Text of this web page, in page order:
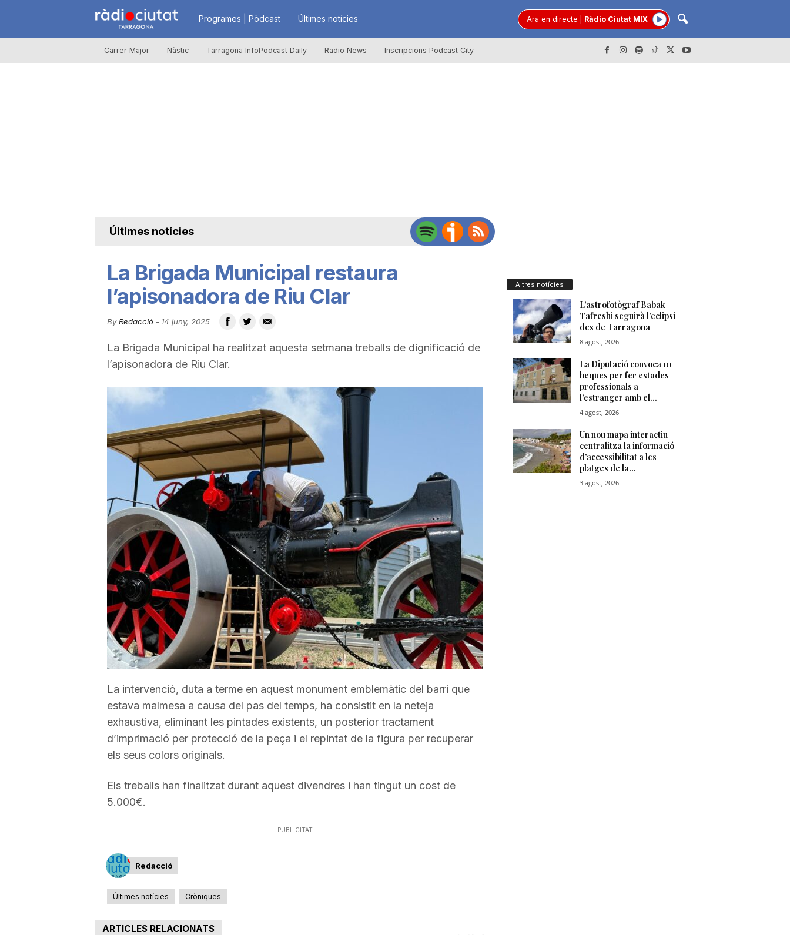
R
à
u
t
d
T
a
r
a
g
Programes | Pòdcast Últimes notícies Ara en directe Ràdio Ciutat MIX
Carrer Major Nàstic Tarragona InfoPodcast Daily Radio News Inscripcions Podcast City
Últimes notícies
La Brigada Municipal restaura
l’apisonadora de Riu Clar
By Redacció- 14 juny, 2025
La Brigada Municipal ha realitzat aquesta setmana treballs de dignificació de
l’apisonadora de Riu Clar.
La intervenció, duta a terme en aquest monument emblemàtic del barri que
estava malmesa a causa del pas del temps, ha consistit en la neteja
exhaustiva, eliminant les pintades existents, un posterior tractament
d’imprimació per protecció de la peça i el repintat de la figura per recuperar
els seus colors originals.
Els treballs han finalitzat durant aquest divendres i han tingut un cost de
5.000€.
PUBLICITAT
Redacció
Últimes notícies Cròniques
ARTICLES RELACIONATS
Altres notícies